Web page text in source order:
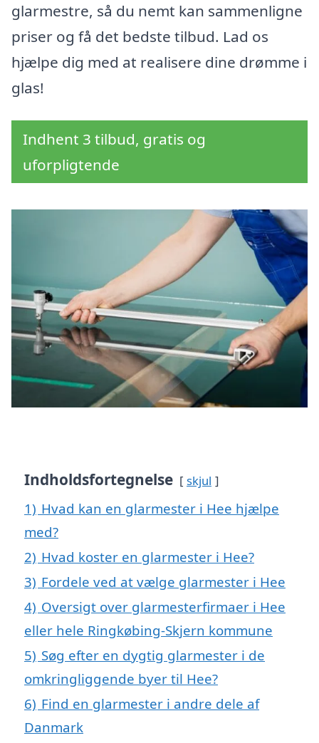
glarmestre, så du nemt kan sammenligne
priser og få det bedste tilbud. Lad os
hjælpe dig med at realisere dine drømme i
glas!
Indhent 3 tilbud, gratis og
uforpligtende
Indholdsfortegnelse skjul
1) Hvad kan en glarmester i Hee hjælpe
med?
2) Hvad koster en glarmester i Hee?
3) Fordele ved at vælge glarmester i Hee
4) Oversigt over glarmesterfirmaer i Hee
eller hele Ringkøbing-Skjern kommune
5) Søg efter en dygtig glarmester i de
omkringliggende byer til Hee?
6) Find en glarmester i andre dele af
Danmark